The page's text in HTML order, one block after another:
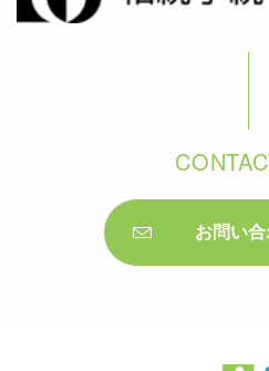
お問い